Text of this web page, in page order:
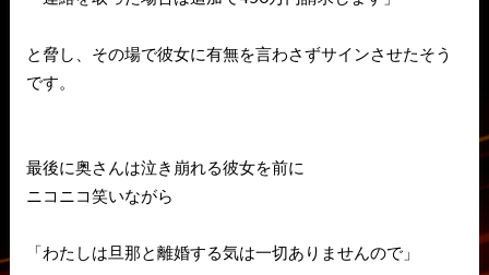
と脅し、その場で彼女に有無を言わさずサインさせたそう
です。
最後に奥さんは泣き崩れる彼女を前に
ニコニコ笑いながら
「わたしは旦那と離婚する気は一切ありませんので」